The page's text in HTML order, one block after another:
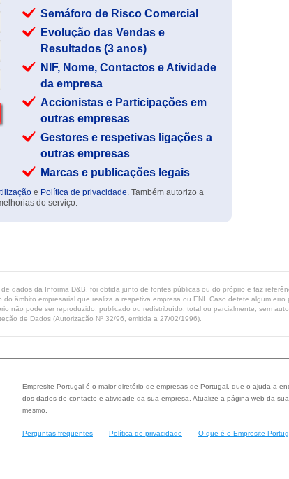
Semáforo de Risco Comercial
Evolução das Vendas e
Resultados (3 anos)
NIF, Nome, Contactos e Atividade
da empresa
Accionistas e Participações em
outras empresas
Gestores e respetivas ligações a
outras empresas
Marcas e publicações legais
e Política de privacidade. Também autorizo a
do serviço.
dados da Informa D&B, foi obtida junto de fontes públicas ou do próprio e faz
âmbito empresarial que realiza a respetiva empresa ou ENI. Caso detete algum
não pode ser reproduzido, publicado ou redistribuído, total ou parcialmente, sem
de Dados (Autorização Nº 32/96, emitida a 27/02/1996).
Empresite Portugal é o maior diretório de empresas de Portugal, que o ajuda a
dos dados de contacto e atividade da sua empresa. Atualize a página web da
mesmo.
Perguntas frequentes Política de privacidade O que é o Empresite